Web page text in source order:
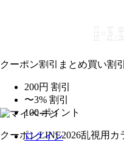
クーポン割引 まとめ買い割引
200円 割引
〜3% 割引
100 ポイント
クーポンLINE2026乱視用カ
ログイン